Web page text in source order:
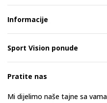
Informacije
Sport Vision ponude
Pratite nas
Mi dijelimo naše tajne sa